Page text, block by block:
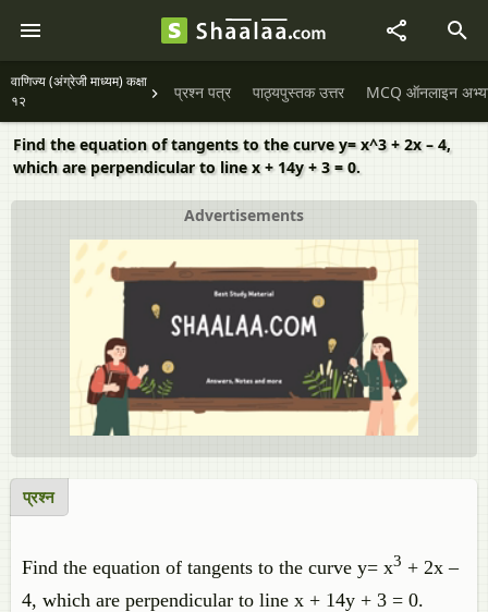
वाणिज्य (अंग्रेजी माध्यम) कक्षा
१२
प्रश्न पत्र पाठ्यपुस्तक उत्तर MCQ ऑनलाइन
Find the equation of tangents to the curve y= x^3 + 2x – 4,
which are perpendicular to line x + 14y + 3 = 0.
Advertisements
प्रश्न
Find the equation of tangents to the curve y= x3 + 2x –
4, which are perpendicular to line x + 14y + 3 = 0.